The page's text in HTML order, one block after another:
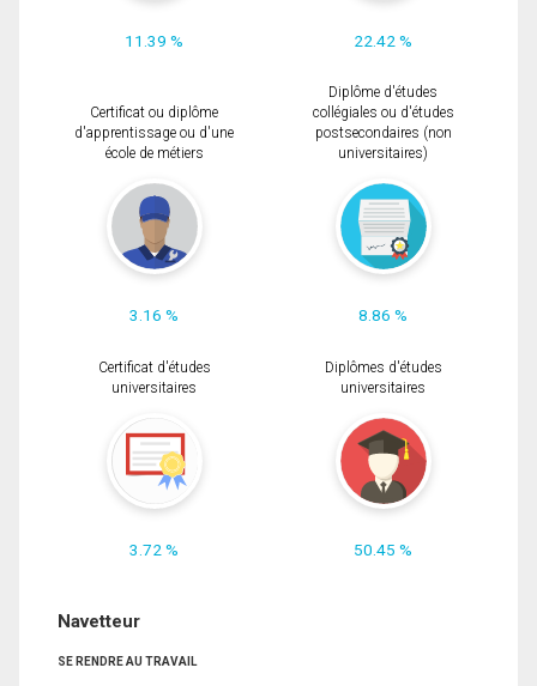
11.39 % 22.42 %
Certificat ou diplôme
d'apprentissage ou d'une
école de métiers
3.16 %
Diplôme d'études
collégiales ou d'études
postsecondaires (non
universitaires)
8.86 %
Certificat d'études
universitaires
3.72 %
Diplômes d'études
universitaires
50.45 %
Navetteur
SE RENDRE AU TRAVAIL